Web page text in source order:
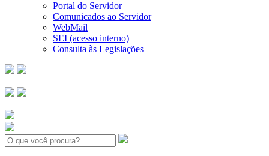
Portal do Servidor
Comunicados ao Servidor
WebMail
SEI (acesso interno)
Consulta às Legislações
Search: